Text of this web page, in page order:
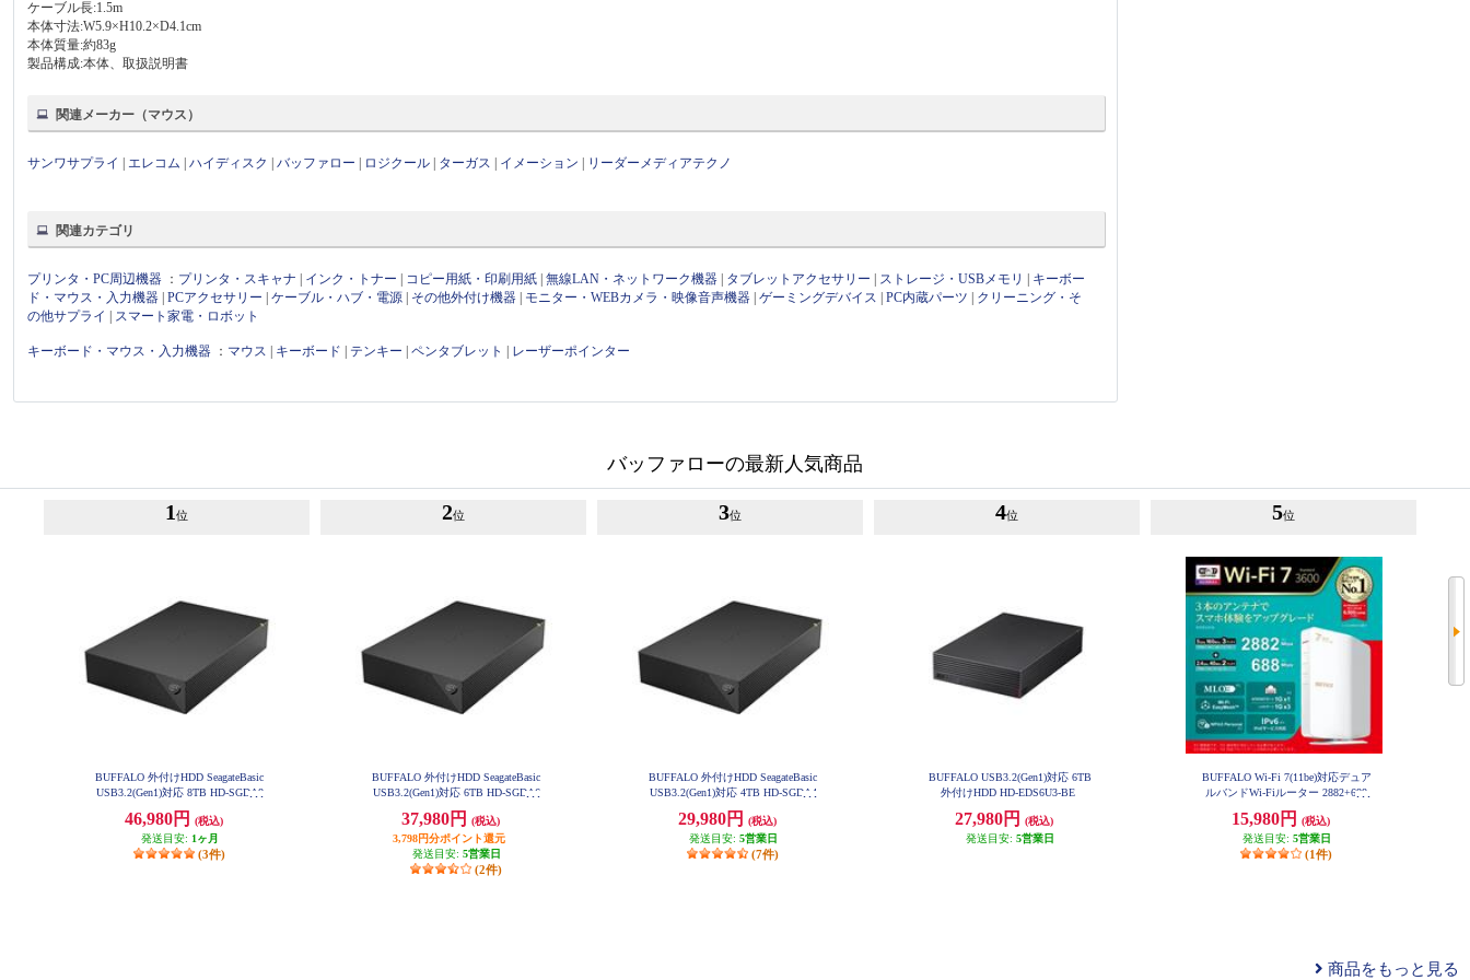
ケーブル長:1.5m
本体寸法:W5.9×H10.2×D4.1cm
本体質量:約83g
製品構成:本体、取扱説明書
関連メーカー（マウス）
サンワサプライ エレコム |ハイディスク |バッファロー ロジクール ターガス イメーション リーダーメディアテクノ
関連カテゴリ
プリンタ・PC周辺機器 ： プリンタ・スキャナ インク・トナー コピー用紙・印刷用紙 |無線LAN・ネットワーク機器 タブレットアクセサリー ストレージ・USBメモリ
キーボー
ド・マウス・入力機器 |PCアクセサリー |ケーブル・ハブ・電源 その他外付け機器 モニター・WEBカメラ・映像音声機器 |ゲーミングデバイス |PC内蔵パーツ
クリーニング・そ
の他サプライ
スマート家電・ロボット
キーボード・マウス・入力機器 ： マウス キーボード テンキー |ペンタブレット レーザーポインター
バッファローの最新人気商品
1 位
BUFFALO 外付けHDD SeagateBasic
USB3.2(Gen1)対応 8TB HD-SGDA8
46,980円
(税込)
発送目安: 1ヶ月
(3件)
2位
BUFFALO 外付けHDD SeagateBasic
USB3.2(Gen1)対応 6TB HD-SGDA6
37,980円
(税込)
3,798円分ポイント還元
発送目安: 5営業日
(2件)
3位
BUFFALO 外付けHDD SeagateBasic
USB3.2(Gen1)対応 4TB HD-SGDA4
29,980円
(税込)
発送目安: 5営業日
(7件)
4位
BUFFALO USB3.2(Gen1)対応 6TB
外付けHDD HD-EDS6U3-BE
27,980円
(税込)
発送目安: 5営業日
5位
BUFFALO Wi-Fi 7(11be)対応デュア
ルバンドWi-Fiルーター 2882+688
H
15,980円
(税込)
発送目安: 5営業日
(1件)
商品をもっと見る